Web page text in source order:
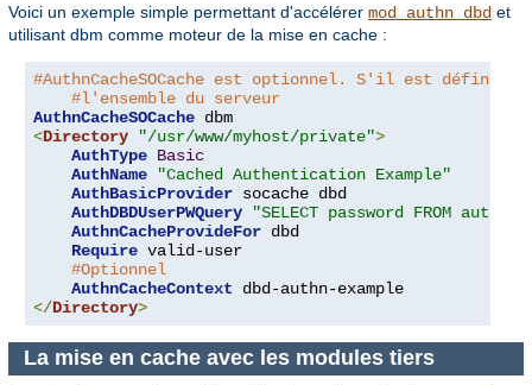
Voici un exemple simple permettant d'accélérer mod_authn_dbd et
utilisant dbm comme moteur de la mise en cache :
#AuthnCacheSOCache est optionnel. S'il est
#l'ensemble du serveur
AuthnCacheSOCache
<Directory "/usr/www/myhost/private">
AuthType Basic
AuthName
"Cached Authentication Example"
AuthBasicProvider socache dbd
AuthDBDUserPWQuery
"SELECT password FROM authn
AuthnCacheProvideFor dbd
Require valid-user
#Optionnel
AuthnCacheContext
</Directory>
La mise en cache avec les modules tiers